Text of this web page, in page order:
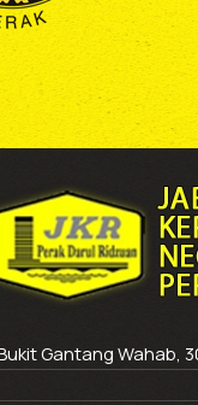
Gantang Wahab,